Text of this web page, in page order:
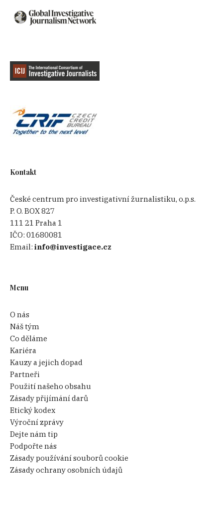
Kontakt
České centrum pro investigativní žurnalistiku, o.p.s.
P. O. BOX 827
111 21 Praha 1
IČO:01680081
Email:info@investigace.cz
Menu
O nás
Náš tým
Co děláme
Kariéra
Kauzy a jejich dopad
Partneři
Použití našeho obsahu
Zásady přijímání darů
Etický kodex
Výroční zprávy
Dejte nám tip
Podpořte nás
Zásady používání souborů cookie
Zásady ochrany osobních údajů